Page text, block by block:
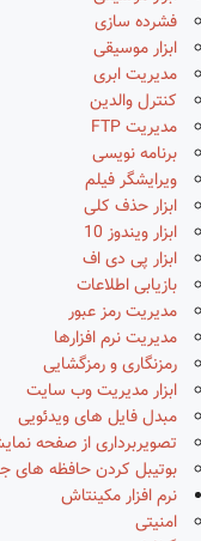
فشرده سازی
ابزار موسیقی
مدیریت ابری
کنترل والدین
مدیریت FTP
برنامه نویسی
ویرایشگر فیلم
ابزار حذف کلی
ابزار ویندوز 10
ابزار پی دی اف
بازیابی اطلاعات
مدیریت رمز عبور
مدیریت نرم افزارها
رمزنگاری و رمزگشایی
ابزار مدیریت وب سایت
مبدل فایل های ویدئویی
تصویربرداری از صفحه
بوتیبل کردن حافظه های
نرم افزار مکینتاش
امنیتی